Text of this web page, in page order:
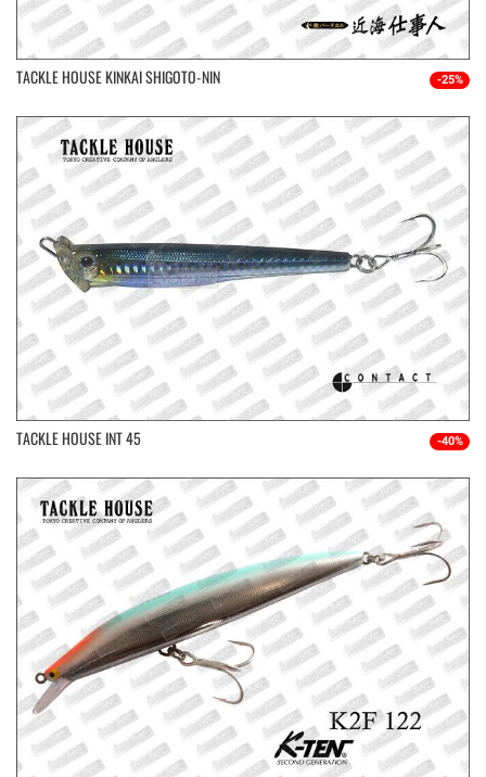
TACKLE HOUSE KINKAI SHIGOTO-NIN -25%
TACKLE HOUSE INT 45 -40%